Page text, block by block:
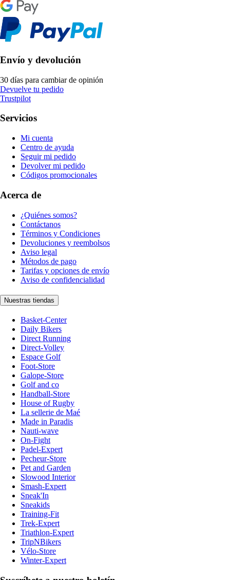
Envío y devolución
30 días para cambiar de opinión
Devuelve tu pedido
Trustpilot
Servicios
Mi cuenta
Centro de ayuda
Seguir mi pedido
Devolver mi pedido
Códigos promocionales
Acerca de
¿Quiénes somos?
Contáctanos
Términos y Condiciones
Devoluciones y reembolsos
Aviso legal
Métodos de pago
Tarifas y opciones de envío
Aviso de confidencialidad
Nuestras tiendas
Basket-Center
Daily Bikers
Direct Running
Direct-Volley
Espace Golf
Foot-Store
Galope-Store
Golf and co
Handball-Store
House of Rugby
La sellerie de Maé
Made in Paradis
Nauti-wave
On-Fight
Padel-Expert
Pecheur-Store
Pet and Garden
Slowood Interior
Smash-Expert
Sneak'In
Sneakids
Training-Fit
Trek-Expert
Triathlon-Expert
TripNBikers
Vélo-Store
Winter-Expert